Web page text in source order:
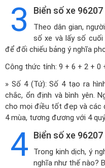
3 Biển số xe
Theo dân gian,
số xe và lấy số
để đối chiếu bảng ý nghĩa
Công thức tính: 9 + 6 + 2 + 0
» Số 4 (Tứ): Số 4 tạo ra
chắc, ổn định và bình yên.
cho mọi điều tốt đẹp và các
4 mùa, tương đương với 4
4 Biển số xe
Trong kinh dịch, ý
nghĩa như thế nào?